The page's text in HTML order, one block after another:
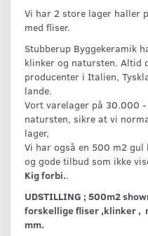
Vi har 2 store lager haller
med fliser.
Stubberup Byggekeramik
klinker og natursten. Altid
producenter i Italien,
lande.
Vort varelager på 30.000
natursten, sikre at vi
lager,
Vi har også en 500 m2
og gode tilbud som ikke
Kig forbi..
UDSTILLING ; 500m2
forskellige fliser ,klinker ,
mm.